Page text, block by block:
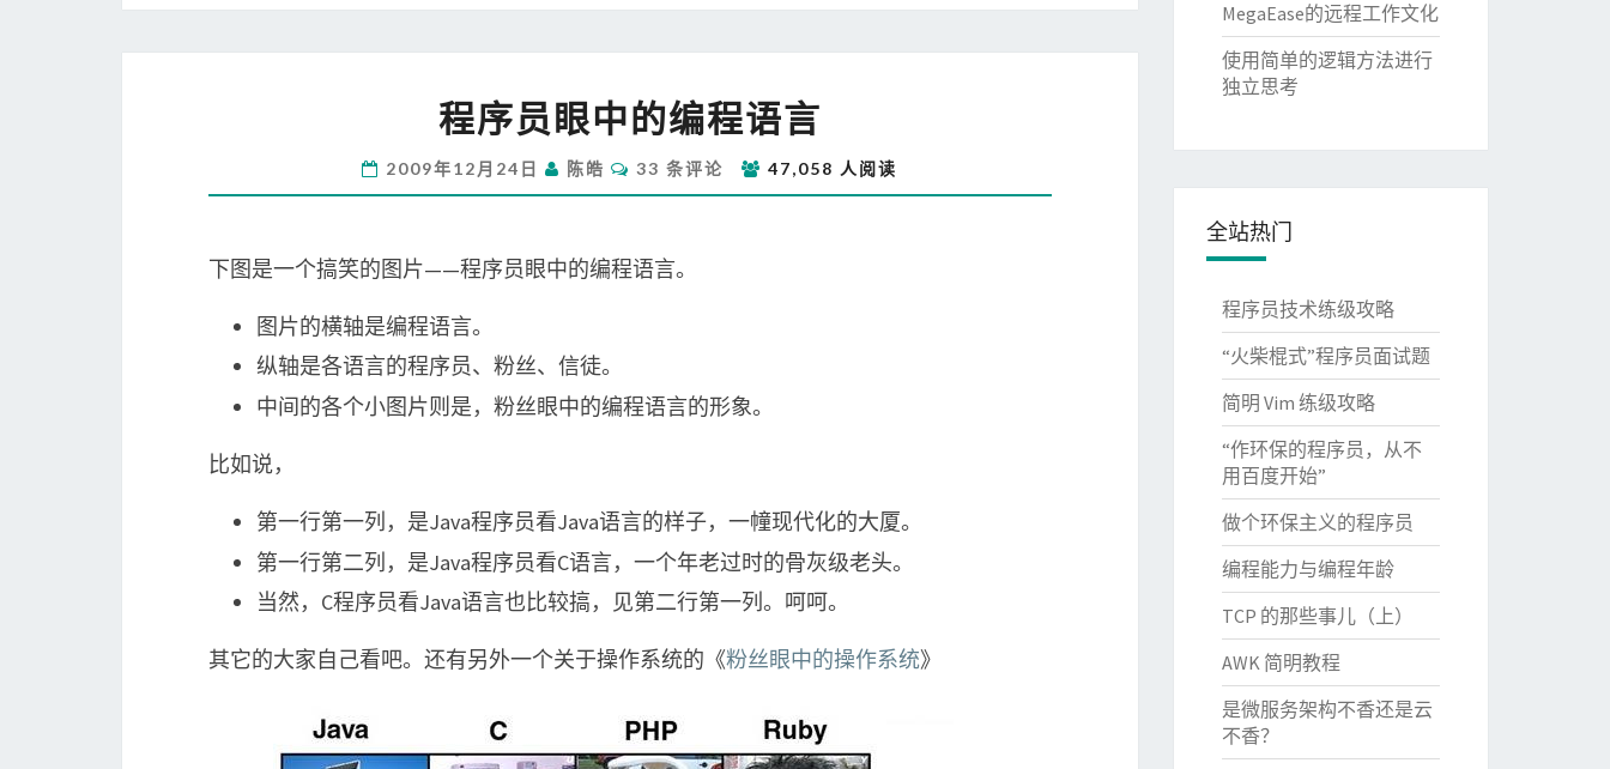
序
眼
编
程序员眼中的编程语言
2009年12月24日 陈皓
评
论
33 条评论 47,058 人阅读
下图是一个搞笑的图片——程序员眼中的编程语言。
图片的横轴是编程语言。
纵轴是各语言的程序员、粉丝、信徒。
中间的各个小图片则是，粉丝眼中的编程语言的形象。
比如说，
第一行第一列，是Java程序员看Java语言的样子，一幢现代化的大厦。
第一行第二列，是Java程序员看C语言，一个年老过时的骨灰级老头。
当然，C程序员看Java语言也比较搞，见第二行第一列。呵呵。
其它的大家自己看吧。还有另外一个关于操作系统的《粉丝眼中的操作系统》
MegaEase的远程工作文化
使用简单的逻辑方法进行
独立思考
全站热门
程序员技术练级攻略
“火柴棍式”程序员面试题
简明 Vim 练级攻略
“作环保的程序员，从不
用百度开始”
做个环保主义的程序员
编程能力与编程年龄
TCP 的那些事儿（上）
AWK 简明教程
是微服务架构不香还是云
不香？